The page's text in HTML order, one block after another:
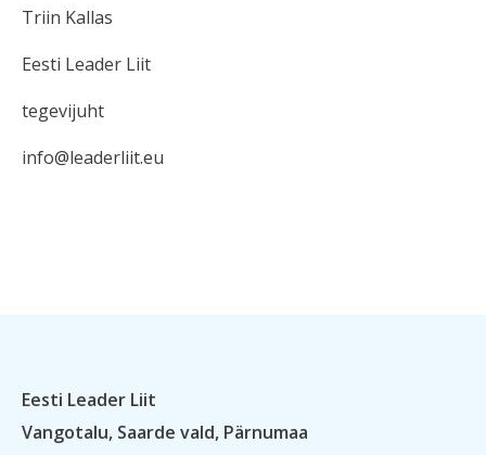
Triin Kallas
Eesti Leader Liit
tegevijuht
info@leaderliit.eu
Eesti Leader Liit
Vangotalu, Saarde vald, Pärnumaa